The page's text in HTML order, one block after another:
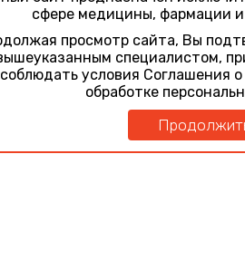
сфере медицины, фармации
просмотр сайта, Вы
специалистом,
соблюдать условия Соглашения
обработке